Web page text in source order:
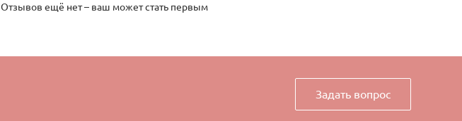
Отзывов ещё нет – ваш может стать первым
Задать вопрос